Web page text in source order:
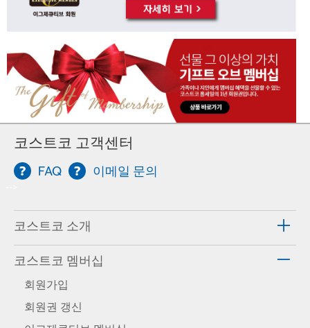
코스트코 고객센터
FAQ 이메일 문의
코스트코 소개
코스트코 멤버십
회원가입
회원권 갱신